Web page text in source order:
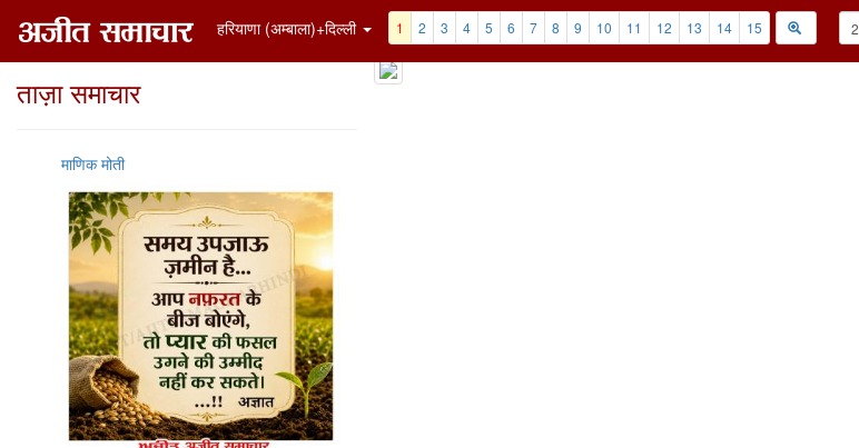
हरियाणा (अम्बाला)+दिल्ली 1 2 3 4 5 6 7 8 9 10 11 12 13 14 15
ताज़ा समाचार
माणिक मोती